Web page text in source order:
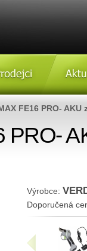
FE16 PRO-
PRO-
Výrobce:
Doporučená
«
Aktulity